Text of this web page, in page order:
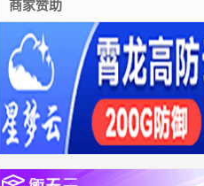
商家赞助